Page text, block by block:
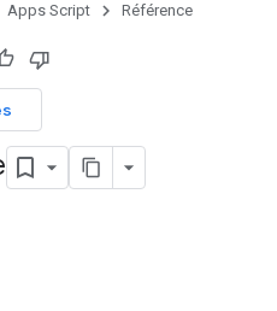
Apps Script Référence